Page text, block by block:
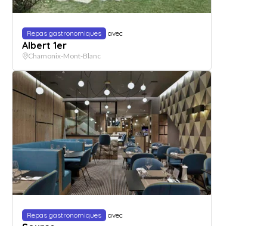
Repas gastronomiques avec
Albert 1er
Chamonix-Mont-Blanc
Repas gastronomiques avec